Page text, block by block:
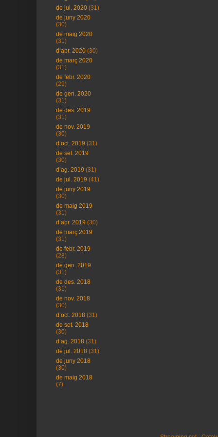
de jul. 2020 (31)
de juny 2020
(30)
de maig 2020
(31)
d’abr. 2020 (30)
de març 2020
(31)
de febr. 2020
(29)
de gen. 2020
(31)
de des. 2019
(31)
de nov. 2019
(30)
d’oct. 2019 (31)
de set. 2019
(30)
d’ag. 2019 (31)
de jul. 2019 (41)
de juny 2019
(30)
de maig 2019
(31)
d’abr. 2019 (30)
de març 2019
(31)
de febr. 2019
(28)
de gen. 2019
(31)
de des. 2018
(31)
de nov. 2018
(30)
d’oct. 2018 (31)
de set. 2018
(30)
d’ag. 2018 (31)
de jul. 2018 (31)
de juny 2018
(30)
de maig 2018
(7)